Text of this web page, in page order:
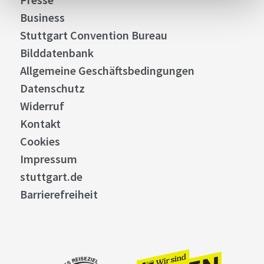
Business
Stuttgart Convention Bureau
Bilddatenbank
Allgemeine Geschäftsbedingungen
Datenschutz
Widerruf
Kontakt
Cookies
Impressum
stuttgart.de
Barrierefreiheit